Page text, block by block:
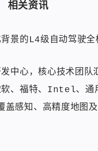
相关资讯
景的L4级自动驾驶全
中心，核心技术团
软、福特、Intel、通
盖感知、高精度地图